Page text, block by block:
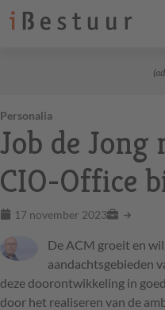
Personalia
Job de Jong
CIO-Office
17 november 2023
De ACM groeit en
aandachtsgebieden
deze doorontwikkeling in
door het realiseren van de